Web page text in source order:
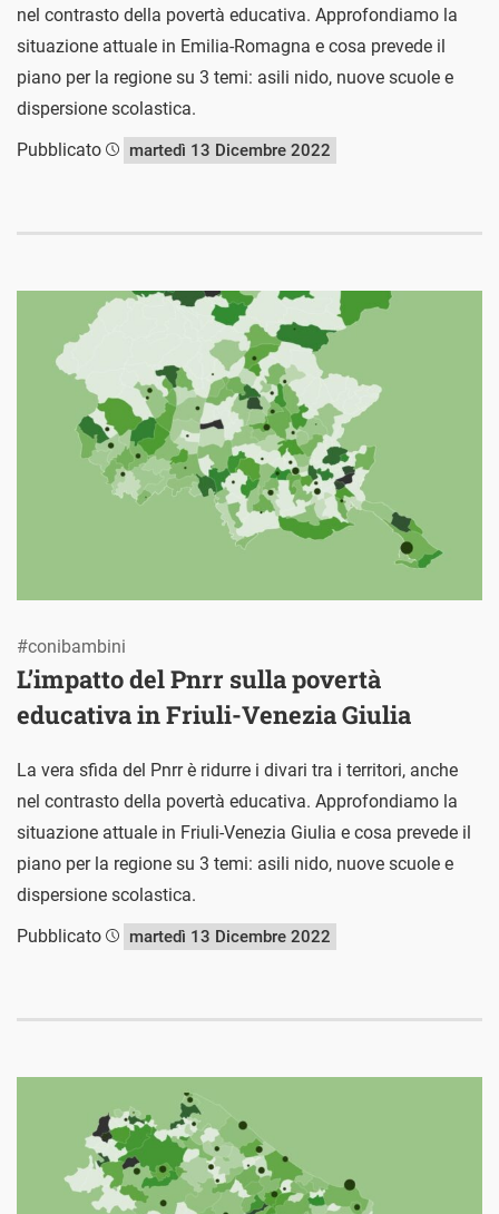
nel contrasto della povertà educativa. Approfondiamo la
situazione attuale in Emilia-Romagna e cosa prevede il
piano per la regione su 3 temi: asili nido, nuove scuole e
dispersione scolastica.
Pubblicato
martedì 13 Dicembre 2022
L’impatto del Pnrr sulla povertà
educativa in Friuli-Venezia Giulia
#conibambini
La vera sfida del Pnrr è ridurre i divari tra i territori, anche
nel contrasto della povertà educativa. Approfondiamo la
situazione attuale in Friuli-Venezia Giulia e cosa prevede il
piano per la regione su 3 temi: asili nido, nuove scuole e
dispersione scolastica.
Pubblicato
martedì 13 Dicembre 2022